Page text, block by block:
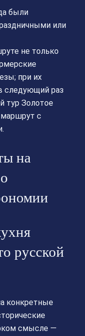
были
или
не только
при их
следующий раз
тур Золотое
маршрут с
на
русской
конкретные
смысле —